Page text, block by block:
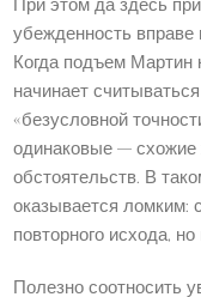
При этом да здесь
убежденность вправе
Когда подъем Мартин
начинает
«безусловной
одинаковые —
обстоятельств. В
оказывается ломким:
повторного исхода,
Полезно соотносить